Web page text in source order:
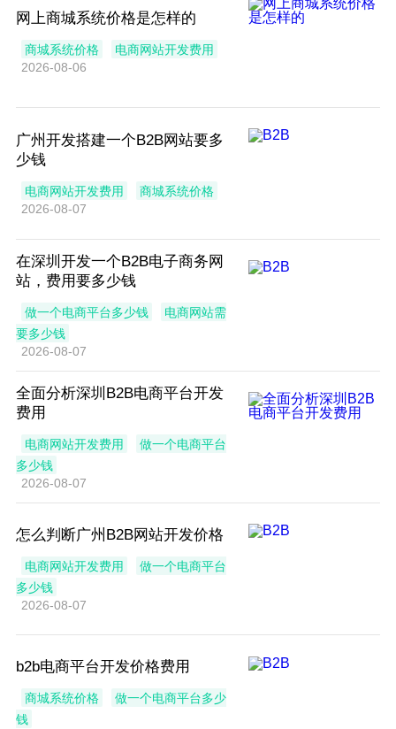
网上商城系统价格是怎样的
商城系统价格
电商网站开发费用
2026-08-06
广州开发搭建一个B2B网站要多
少钱
电商网站开发费用
商城系统价格
2026-08-07
在深圳开发一个B2B电子商务网
站，费用要多少钱
做一个电商平台多少钱
电商网站需
要多少钱
2026-08-07
全面分析深圳B2B电商平台开发
费用
电商网站开发费用
做一个电商平台
多少钱
2026-08-07
怎么判断广州B2B网站开发价格
电商网站开发费用
做一个电商平台
多少钱
2026-08-07
b2b电商平台开发价格费用
商城系统价格
做一个电商平台多少
钱